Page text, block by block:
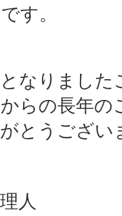
す。
なりまし
らの長年
とうござい
人